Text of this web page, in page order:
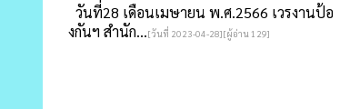
วันที่28 เดือนเมษายน พ.ศ.2566 เวรงานป้อ
งกันฯ สำนัก...[วันที่ 2023-04-28][ผู้อ่าน 129]